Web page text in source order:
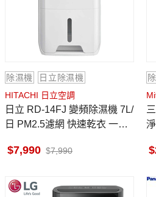
除濕機
日立除濕機
HITACHI 日立空調
日立 RD-14FJ 變頻除濕機 7L/
日 PM2.5濾網 快速乾衣 一級
7,990 7,990
三菱